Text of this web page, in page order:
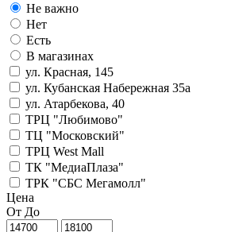
Не важно
Нет
Есть
В магазинах
ул. Красная, 145
ул. Кубанская Набережная 35а
ул. Атарбекова, 40
ТРЦ "Любимово"
ТЦ "Московский"
ТРЦ West Mall
ТК "МедиаПлаза"
ТРК "СБС Мегамолл"
Цена
От До